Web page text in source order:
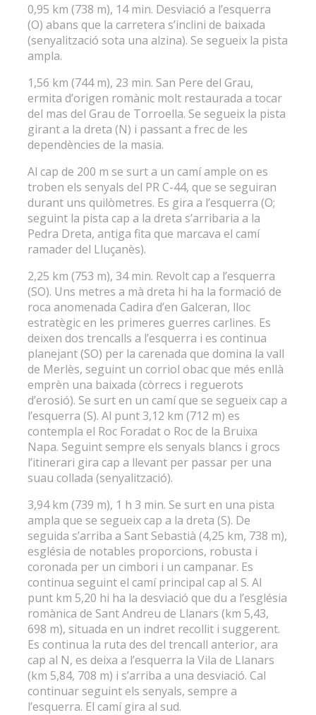
0,95 km (738 m), 14 min. Desviació a l’esquerra
(O) abans que la carretera s’inclini de baixada
(senyalització sota una alzina). Se segueix la pista
ampla.
1,56 km (744 m), 23 min. San Pere del Grau,
ermita d’origen romànic molt restaurada a tocar
del mas del Grau de Torroella. Se segueix la pista
girant a la dreta (N) i passant a frec de les
dependències de la masia.
Al cap de 200 m se surt a un camí ample on es
troben els senyals del PR C-44, que se seguiran
durant uns quilòmetres. Es gira a l’esquerra (O;
seguint la pista cap a la dreta s’arribaria a la
Pedra Dreta, antiga fita que marcava el camí
ramader del Lluçanès).
2,25 km (753 m), 34 min. Revolt cap a l’esquerra
(SO). Uns metres a mà dreta hi ha la formació de
roca anomenada Cadira d’en Galceran, lloc
estratègic en les primeres guerres carlines. Es
deixen dos trencalls a l’esquerra i es continua
planejant (SO) per la carenada que domina la vall
de Merlès, seguint un corriol obac que més enllà
emprèn una baixada (còrrecs i reguerots
d’erosió). Se surt en un camí que se segueix cap a
l’esquerra (S). Al punt 3,12 km (712 m) es
contempla el Roc Foradat o Roc de la Bruixa
Napa. Seguint sempre els senyals blancs i grocs
l’itinerari gira cap a llevant per passar per una
suau collada (senyalització).
3,94 km (739 m), 1 h 3 min. Se surt en una pista
ampla que se segueix cap a la dreta (S). De
seguida s’arriba a Sant Sebastià (4,25 km, 738 m),
església de notables proporcions, robusta i
coronada per un cimbori i un campanar. Es
continua seguint el camí principal cap al S. Al
punt km 5,20 hi ha la desviació que du a l’església
romànica de Sant Andreu de Llanars (km 5,43,
698 m), situada en un indret recollit i suggerent.
Es continua la ruta des del trencall anterior, ara
cap al N, es deixa a l’esquerra la Vila de Llanars
(km 5,84, 708 m) i s’arriba a una desviació. Cal
continuar seguint els senyals, sempre a
l’esquerra. El camí gira al sud.